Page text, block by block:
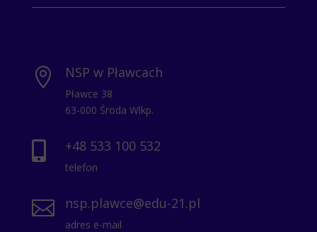
 NSP w Pławcach
Pławce 38
63-000 Środa Wlkp.
 +48 533 100 532
telefon
 nsp.plawce@edu-21.pl
adres e-mail